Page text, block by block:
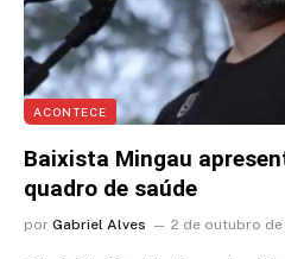
ACONTECE
Baixista Mingau
quadro de saúde
por Gabriel Alves 2 de outubro de